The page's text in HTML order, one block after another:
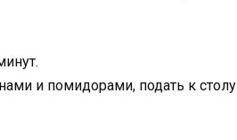
и помидорами, подать к столу